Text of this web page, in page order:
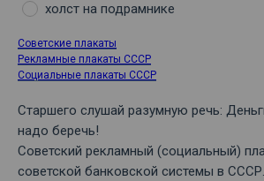
холст на подрамнике
Советские плакаты
Рекламные плакаты СССР
Социальные плакаты СССР
Старшего слушай разумную речь:
надо беречь!
Советский рекламный (социальный)
советской банковской системы в СССР.